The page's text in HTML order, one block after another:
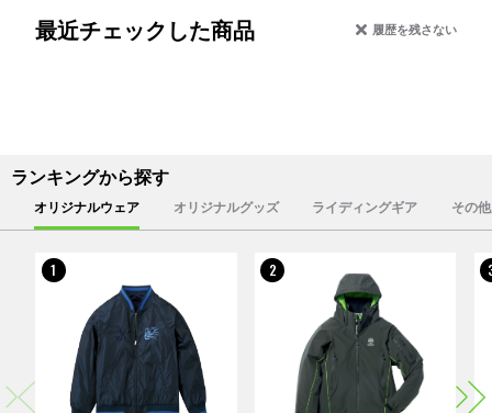
最近チェックした商品 履歴を残さない
ランキングから探す
オリジナルウェア オリジナルグッズ ライディングギア その
1 2